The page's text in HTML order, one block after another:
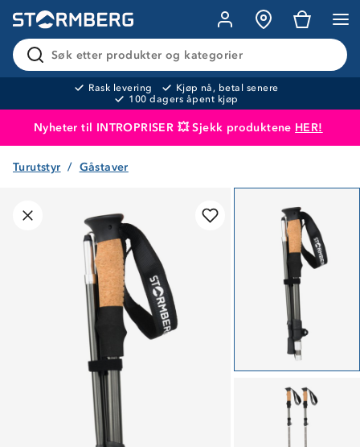
Søk etter produkter og kategorier
Rask levering
Kjøp nå, betal senere
100 dagers åpent kjøp
Nyheter til INTROPRISER 💥 Sjekk produktene HER!
Produktet er lagt i handlekurven
Turutstyr Gåstaver